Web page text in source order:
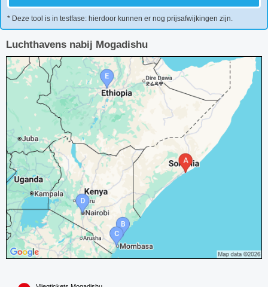
* Deze tool is in testfase: hierdoor kunnen er nog prijsafwijkingen zijn.
Luchthavens nabij Mogadishu